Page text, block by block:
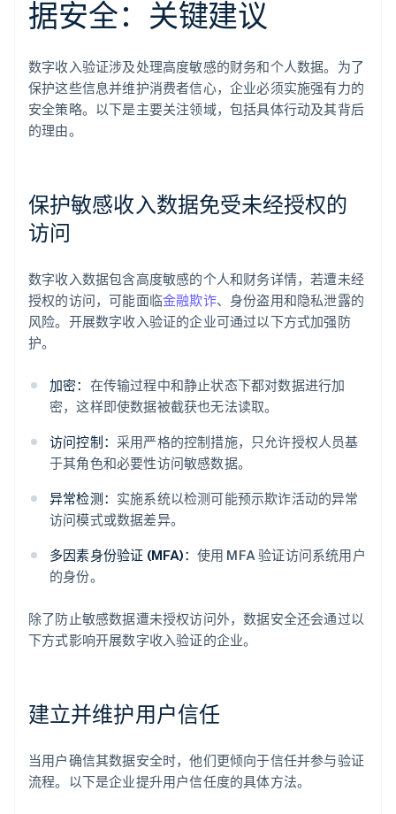
据安全：关键建议
数字收入验证涉及处理高度敏感的财务和个人数据。为了
保护这些信息并维护消费者信心，企业必须实施强有力的
安全策略。以下是主要关注领域，包括具体行动及其背后
的理由。
保护敏感收入数据免受未经授权的
访问
数字收入数据包含高度敏感的个人和财务详情，若遭未经
授权的访问，可能面临金融欺诈、身份盗用和隐私泄露的
风险。开展数字收入验证的企业可通过以下方式加强防
护。
加密： 在传输过程中和静止状态下都对数据进行加
密，这样即使数据被截获也无法读取。
访问控制： 采用严格的控制措施，只允许授权人员基
于其角色和必要性访问敏感数据。
异常检测： 实施系统以检测可能预示欺诈活动的异常
访问模式或数据差异。
多因素身份验证 (MFA)： 使用 MFA 验证访问系统用户
的身份。
除了防止敏感数据遭未授权访问外，数据安全还会通过以
下方式影响开展数字收入验证的企业。
建立并维护用户信任
当用户确信其数据安全时，他们更倾向于信任并参与验证
流程。以下是企业提升用户信任度的具体方法。